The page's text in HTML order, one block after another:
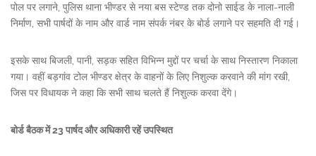
पोल पर लगाने, पुलिस थाना भीण्डर से नया बस स्टेण्ड तक दोनो साईड के नाला-नाली
निर्माण, सभी पार्षदों के नाम और वार्ड नाम संपर्क नंबर के बोर्ड लगाने पर सहमति दी गई।
इसके साथ बिजली, पानी, सड़क सहित विभिन्न मुद्दों पर चर्चा के साथ निस्तारण निकाला
गया। वहीं बड़गांव टोल भीण्डर क्षेत्र के वाहनों के लिए निशुल्क करवाने की मांग रखी,
जिस पर विधायक ने कहा कि सभी साथ चलते हैं निशुल्क करवा देंगे।
बोर्ड बैठक में 23 पार्षद और अधिकारी रहें उपस्थित